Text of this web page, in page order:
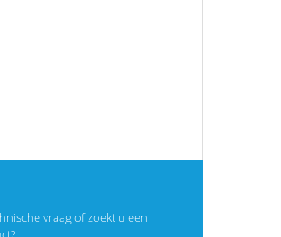
vraag of zoekt u een